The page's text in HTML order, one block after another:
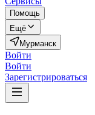
Помощь
Ещё
Мурманск
Войти
Войти
Зарегистрироваться